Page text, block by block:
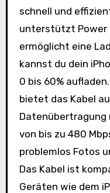
schnell und
unterstützt Power
ermöglicht eine
kannst du dein
0 bis 60%
bietet das Kabel
Datenübertragung
von bis zu 480
problemlos Fotos
Das Kabel ist
Geräten wie dem